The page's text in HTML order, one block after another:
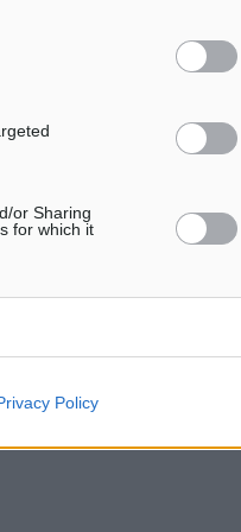
or Sharing
for which it
Policy
από άλλες ιστοσελίδες
απαραίτητη η χρήση του
παραπομπής προς το